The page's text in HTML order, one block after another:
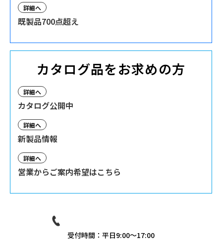
詳細へ
既製品700点超え
カタログ品をお求めの方
詳細へ
カタログ公開中
詳細へ
新製品情報
詳細へ
営業からご案内希望はこちら
受付時間：平日9:00〜17:00